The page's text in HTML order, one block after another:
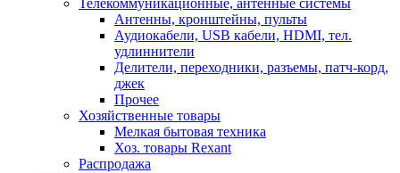
Телекоммуникационные, антенные системы
Антенны, кронштейны, пульты
Аудиокабели, USB кабели, HDMI, тел.
удлиннители
Делители, переходники, разъемы, патч-корд,
джек
Прочее
Хозяйственные товары
Мелкая бытовая техника
Хоз. товары Rexant
Распродажа